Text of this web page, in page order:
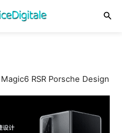
RSR Porsche Design